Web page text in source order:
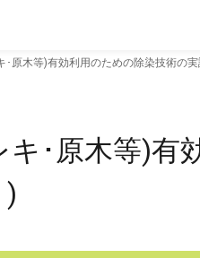
原木等)有効利用のための除染技術の
･原木等)有